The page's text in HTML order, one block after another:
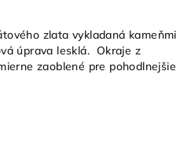
zlata vykladaná kameňmi
úprava lesklá. Okraje z
zaoblené pre pohodlnejšie